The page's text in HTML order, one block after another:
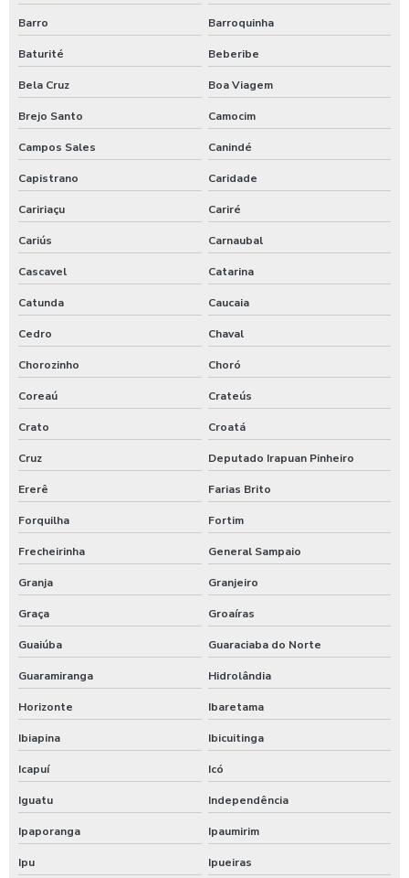
Terraplanagem para pavimentação
Terraplanagem preço
Terraplanagem valor
Terraplenagem serviços
Topografia obras grandes no ceará
Trator de pneus para obras no ceará
Valor do aluguel de retroescavadeira
Valor do serviço de terraplanagem
Valor pavimentação ceará
Valor supressão vegetal no ceará
Valor terraplenagem no ceará
Empresa de terraplenagem no ceará
Empresa especialista em terraplanagem
Empresa especialista em terraplanagem no ceará
Empresa de supressão vegetal na bahia
Empresa de terraplanagem ce
Empresa de terraplanagem na bahia
Empresa de terraplanagem no ceará
Empresa de terraplanagem perto de mim
Barro Barroquinha
Baturité Beberibe
Bela Cruz Boa Viagem
Brejo Santo Camocim
Campos Sales Canindé
Capistrano Caridade
Caririaçu Cariré
Cariús Carnaubal
Cascavel Catarina
Catunda Caucaia
Cedro Chaval
Chorozinho Choró
Coreaú Crateús
Crato Croatá
Cruz Deputado Irapuan Pinheiro
Ererê Farias Brito
Forquilha Fortim
Frecheirinha General Sampaio
Granja Granjeiro
Graça Groaíras
Guaiúba Guaraciaba do Norte
Guaramiranga Hidrolândia
Horizonte Ibaretama
Ibiapina Ibicuitinga
Icapuí Icó
Iguatu Independência
Ipaporanga Ipaumirim
Ipu Ipueiras